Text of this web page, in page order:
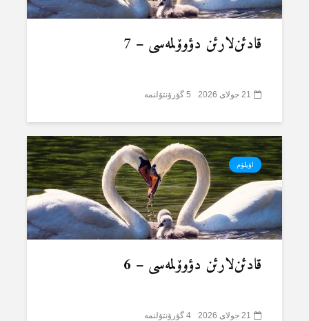
قادئن‌لارئن دؤوۆلمەسی – 7
21 جولای 2026 5 گؤرۆنتۆلنمە
اؤیلۆم
قادئن‌لارئن دؤوۆلمەسی – 6
21 جولای 2026 4 گؤرۆنتۆلنمە